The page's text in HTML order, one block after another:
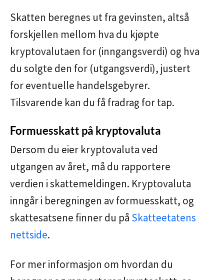
Skatten beregnes ut fra gevinsten, altså
forskjellen mellom hva du kjøpte
kryptovalutaen for (inngangsverdi) og hva
du solgte den for (utgangsverdi), justert
for eventuelle handelsgebyrer.
Tilsvarende kan du få fradrag for tap.
Formuesskatt på kryptovaluta
Dersom du eier kryptovaluta ved
utgangen av året, må du rapportere
verdien i skattemeldingen. Kryptovaluta
inngår i beregningen av formuesskatt, og
skattesatsene finner du på Skatteetatens
nettside.
For mer informasjon om hvordan du